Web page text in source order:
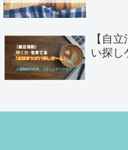
【自
い探し